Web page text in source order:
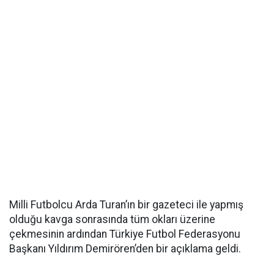
Milli Futbolcu Arda Turan’ın bir gazeteci ile yapmış
olduğu kavga sonrasında tüm okları üzerine
çekmesinin ardından Türkiye Futbol Federasyonu
Başkanı Yıldırım Demirören’den bir açıklama geldi.